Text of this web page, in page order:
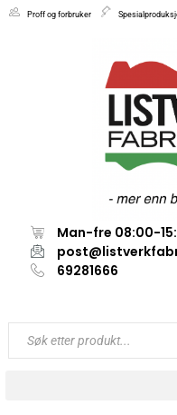
Proff og forbruker
Man-fre 08:00-
69281666